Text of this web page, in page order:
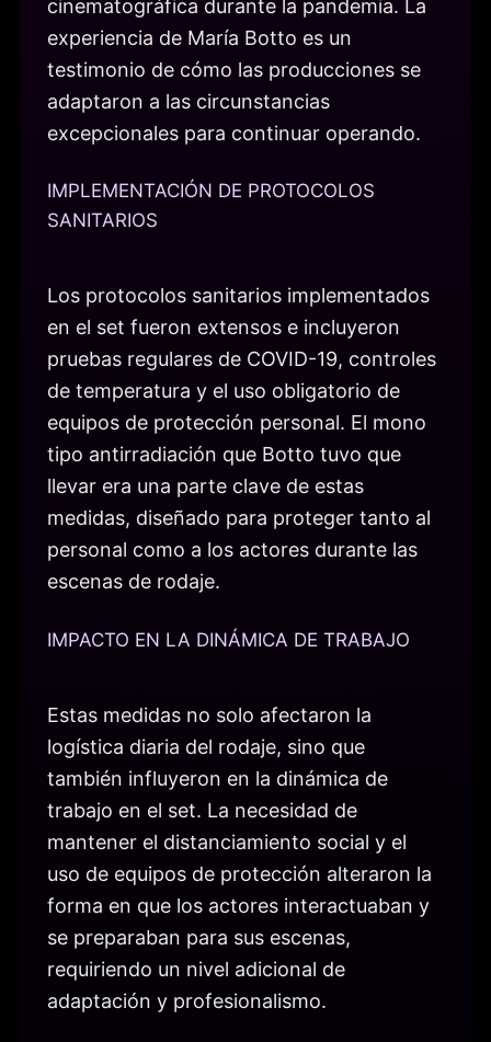
cinematográfica durante la pandemia. La
experiencia de María Botto es un
testimonio de cómo las producciones se
adaptaron a las circunstancias
excepcionales para continuar operando.
IMPLEMENTACIÓN DE PROTOCOLOS
SANITARIOS
Los protocolos sanitarios implementados
en el set fueron extensos e incluyeron
pruebas regulares de COVID-19, controles
de temperatura y el uso obligatorio de
equipos de protección personal. El mono
tipo antirradiación que Botto tuvo que
llevar era una parte clave de estas
medidas, diseñado para proteger tanto al
personal como a los actores durante las
escenas de rodaje.
IMPACTO EN LA DINÁMICA DE TRABAJO
Estas medidas no solo afectaron la
logística diaria del rodaje, sino que
también influyeron en la dinámica de
trabajo en el set. La necesidad de
mantener el distanciamiento social y el
uso de equipos de protección alteraron la
forma en que los actores interactuaban y
se preparaban para sus escenas,
requiriendo un nivel adicional de
adaptación y profesionalismo.